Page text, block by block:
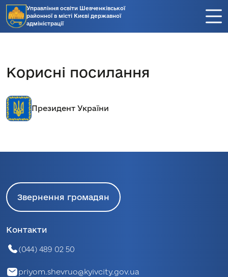
Управління освіти Шевченківської
районної в місті Києві державної
адміністрації
Корисні посилання
Президент України
Звернення громадян
Контакти
(044) 489 02 50
priyom.shevruo@kyivcity.gov.ua